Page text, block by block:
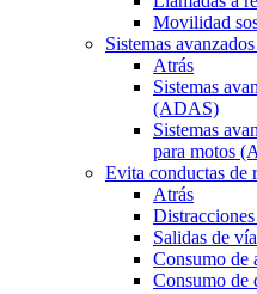
Movilidad
Sistemas
Atrás
Sistemas
(ADAS)
Sistemas
para motos
Evita conductas de
Atrás
Salidas de vía
Consumo de
Consumo de